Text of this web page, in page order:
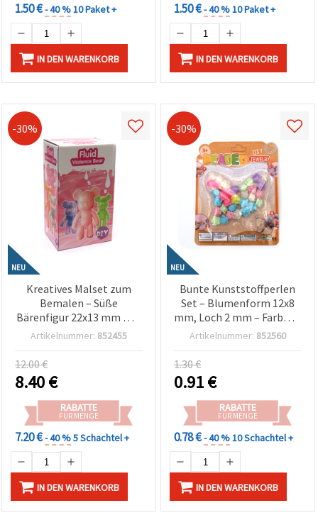
1.50 €- 40 %10 Paket +
IN DEN WARENKORB
1.50 €- 40 %10 Paket +
IN DEN WARENKORB
-30%
NEU
Kreatives Malset zum
Bemalen – Süße
Bärenfigur 22x13 mm mit
3 Acrylfarben – Lila DIY
Hobbykünstler
Artikelnummer: 852455
12.00 €
8.40€
RABATTE
FÜR MENGE
7.20 €- 40 %5 Schachtel +
IN DEN WARENKORB
-30%
NEU
Bunte Kunststoffperlen
Set – Blumenform 12x8
mm, Loch 2 mm – Farbmix
(assortiert) –
Schmuckherstellung, DIY
& Kreativprojekte
Artikelnummer: 852560
1.30 €
0.91€
RABATTE
FÜR MENGE
0.78 €- 40 %10 Schachtel +
IN DEN WARENKORB